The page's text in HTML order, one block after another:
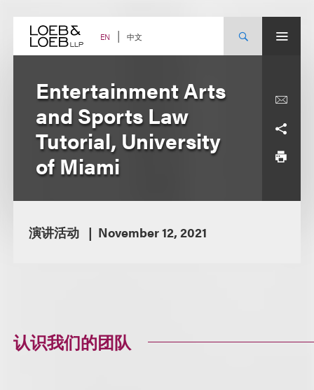
content EN 中文
Entertainment Arts
and Sports Law
Tutorial, University
of Miami
演讲活动 November 12, 2021
认识我们的团队